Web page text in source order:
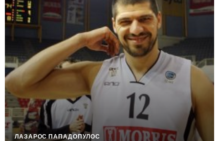
ЛАЗАРОС ПАПАДОПУЛОС